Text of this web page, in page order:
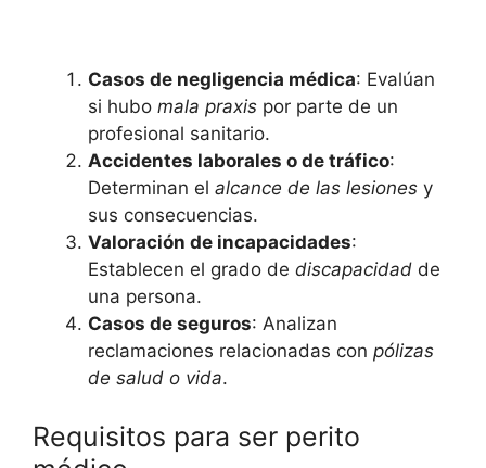
Casos de negligencia médica: Evalúan
si hubo mala praxis por parte de un
profesional sanitario.
Accidentes laborales o de tráfico:
Determinan el alcance de las lesiones y
sus consecuencias.
Valoración de incapacidades:
Establecen el grado de discapacidad de
una persona.
Casos de seguros: Analizan
reclamaciones relacionadas con pólizas
de salud o vida.
Requisitos para ser perito